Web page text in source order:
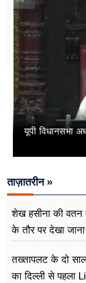
यूपी विधानसभा
ताज़ातरीन »
शेख हसीना की वतन
के तौर पर देखा जाना
तख्तापलट के दो साल
का दिल्ली से पहला